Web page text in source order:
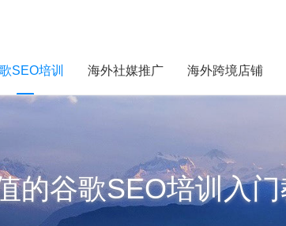
SEO培训 海外社媒推广 海外跨境店铺
的谷歌SEO培训入